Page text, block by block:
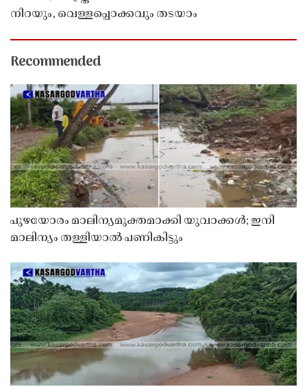
നിറയും, വെള്ളപ്പൊക്കവും തടയാം
Recommended
പുഴയോരം മാലിന്യമുക്തമാക്കി യുവാക്കൾ; ഇനി
മാലിന്യം തള്ളിയാൽ പണികിട്ടും